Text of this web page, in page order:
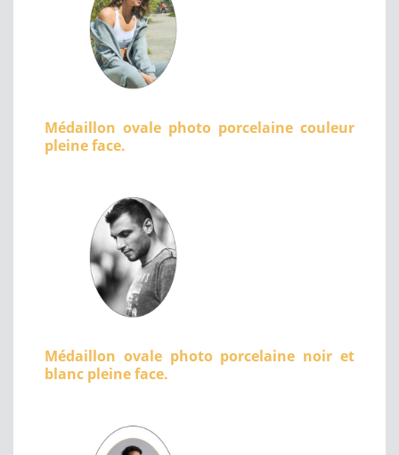
Médaillon ovale photo porcelaine couleur
pleine face.
Médaillon ovale photo porcelaine noir et
blanc pleine face.